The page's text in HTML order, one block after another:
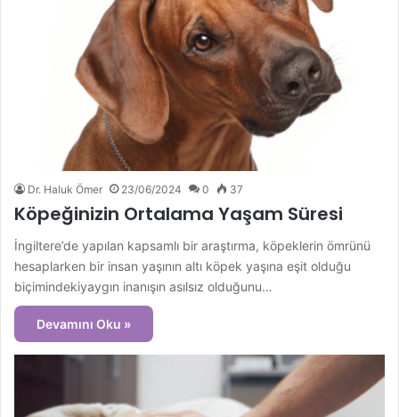
Dr. Haluk Ömer 23/06/2024 0 37
Köpeğinizin Ortalama Yaşam Süresi
İngiltere’de yapılan kapsamlı bir araştırma, köpeklerin ömrünü
hesaplarken bir insan yaşının altı köpek yaşına eşit olduğu
biçimindekiyaygın inanışın asılsız olduğunu…
Devamını Oku »